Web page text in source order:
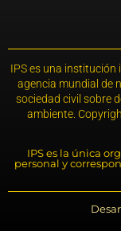
IPS es una institución
agencia mundial de
sociedad civil sobre
ambiente.
IPS es la única
personal y